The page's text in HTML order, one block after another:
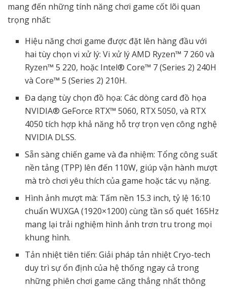
mang đến những tính năng chơi game cốt lõi quan
trọng nhất:
Hiệu năng chơi game được đặt lên hàng đầu với
hai tùy chọn vi xử lý: Vi xử lý AMD Ryzen™ 7 260 và
Ryzen™ 5 220, hoặc Intel® Core™ 7 (Series 2) 240H
và Core™ 5 (Series 2) 210H.
Đa dạng tùy chọn đồ họa: Các dòng card đồ họa
NVIDIA® GeForce RTX™ 5060, RTX 5050, và RTX
4050 tích hợp khả năng hỗ trợ trọn vẹn công nghệ
NVIDIA DLSS.
Sẵn sàng chiến game và đa nhiệm: Tổng công suất
nền tảng (TPP) lên đến 110W, giúp vận hành mượt
mà trò chơi yêu thích của game hoặc tác vụ nặng.
Hình ảnh mượt mà: Tấm nền 15.3 inch, tỷ lệ 16:10
chuẩn WUXGA (1920×1200) cùng tần số quét 165Hz
mang lại trải nghiệm hình ảnh trơn tru trong mọi
khung hình.
Tản nhiệt tiên tiến: Giải pháp tản nhiệt Cryo-tech
duy trì sự ổn định của hệ thống ngay cả trong
những phiên chơi game căng thẳng nhất thông